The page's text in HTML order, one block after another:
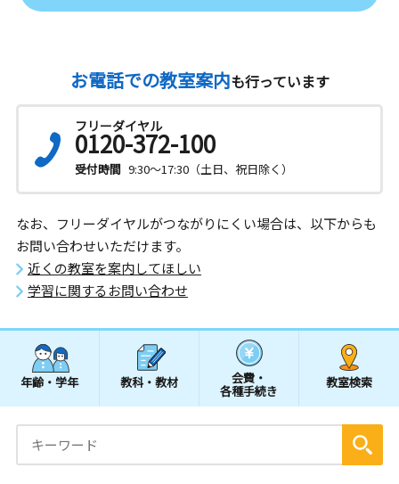
お電話での教室案内も行っています
フリーダイヤル
0120-372-100
受付時間 9:30～17:30（土日、祝日除く）
なお、フリーダイヤルがつながりにくい場合は、以下からも
お問い合わせいただけます。
近くの教室を案内してほしい
学習に関するお問い合わせ
年齢・学年 教科・教材 会費・
各種手続き
教室検索